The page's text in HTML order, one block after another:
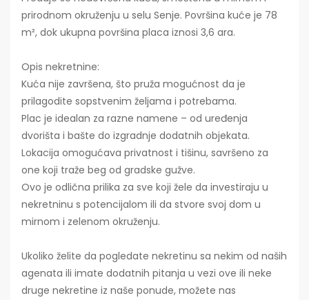
prirodnom okruženju u selu Senje. Površina kuće je 78
m², dok ukupna površina placa iznosi 3,6 ara.
Opis nekretnine:
Kuća nije završena, što pruža mogućnost da je
prilagodite sopstvenim željama i potrebama.
Plac je idealan za razne namene – od uređenja
dvorišta i bašte do izgradnje dodatnih objekata.
Lokacija omogućava privatnost i tišinu, savršeno za
one koji traže beg od gradske gužve.
Ovo je odlična prilika za sve koji žele da investiraju u
nekretninu s potencijalom ili da stvore svoj dom u
mirnom i zelenom okruženju.
Ukoliko želite da pogledate nekretinu sa nekim od naših
agenata ili imate dodatnih pitanja u vezi ove ili neke
druge nekretine iz naše ponude, možete nas